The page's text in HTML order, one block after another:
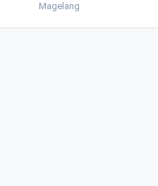
Magelang